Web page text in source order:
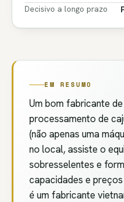
Decisivo a longo prazo
EM RESUMO
Um bom fabricante
processamento de
(não apenas uma
no local, assiste o
sobresselentes e
capacidades e
é um fabricante